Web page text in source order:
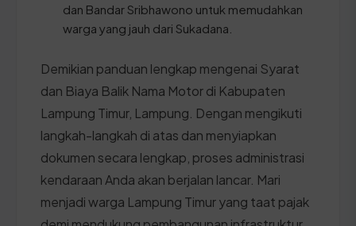
dan Bandar Sribhawono untuk memudahkan
warga yang jauh dari Sukadana.
Demikian panduan lengkap mengenai Syarat
dan Biaya Balik Nama Motor di Kabupaten
Lampung Timur, Lampung. Dengan mengikuti
langkah-langkah di atas dan menyiapkan
dokumen secara lengkap, proses administrasi
kendaraan Anda akan berjalan lancar. Mari
menjadi warga Lampung Timur yang taat pajak